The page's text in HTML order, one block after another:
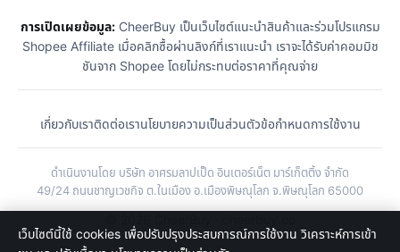
การเปิดเผยข้อมูล:CheerBuy เป็นเว็บไซต์แนะนำสินค้าและร่วมโปรแกรม
Shopee Affiliate เมื่อคลิกซื้อผ่านลิงก์ที่เราแนะนำ เราจะได้รับค่าคอมมิช
ชันจาก Shopee โดยไม่กระทบต่อราคาที่คุณจ่าย
เกี่ยวกับเราติดต่อเรานโยบายความเป็นส่วนตัวข้อกำหนดการใช้งาน
ดำเนินงานโดย บริษัท อาศรมลาปเป็ด อินเตอร์เน็ต มาร์เก็ตติ้ง จำกัด
49/24 ถนนชาญเวชกิจ ต.ในเมือง อ.เมืองพิษณุโลก จ.พิษณุโลก 65000
เว็บไซต์นี้ใช้ cookies เพื่อปรับปรุงประสบการณ์การใช้งาน วิเคราะห์การเข้า